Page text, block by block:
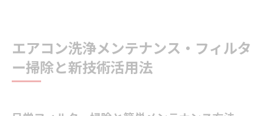
エアコン洗浄メンテナンス・フィルタ
ー掃除と新技術活用法